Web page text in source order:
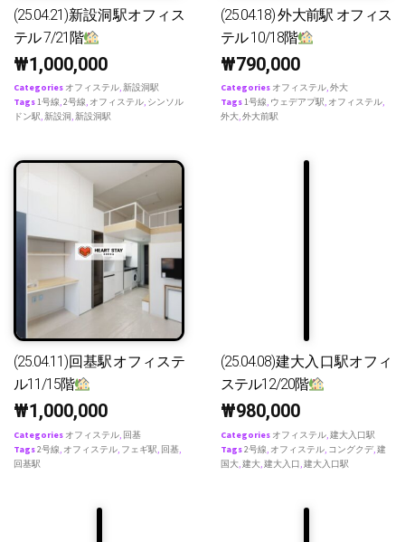
(25.04.21)新設洞駅オフィス
テル 7/21階
₩1,000,000
Categories オフィステル,新設洞駅
Tags1号線,2号線, オフィステル, シンソル
ドン駅,新設洞 ,新設洞駅
(25.04.18) 外大前駅 オフィス
テル 10/18階
₩790,000
Categories オフィステル,外大
Tags1号線, ウェデアプ駅, オフィステル,
外大,外大前駅
(25.04.11)回基駅オフィステ
ル11/15階
₩1,000,000
Categories オフィステル, 回基
Tags2号線, オフィステル, フェギ駅, 回基,
回基駅
(25.04.08)建大入口駅オフィ
ステル12/20階
₩980,000
Categories オフィステル,建大入口駅
Tags2号線, オフィステル, コングクデ,建
国大,建大,建大入口,建大入口駅